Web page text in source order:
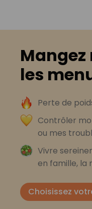
les
Perte de
Contrôler
ou mes
Vivre
en famille, la
Choisissez